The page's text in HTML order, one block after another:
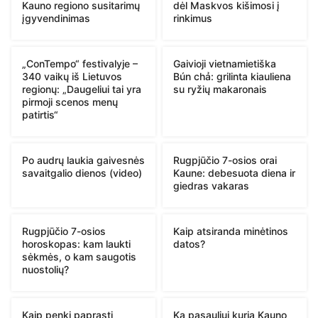
Kauno regiono susitarimų
įgyvendinimas
dėl Maskvos kišimosi į
rinkimus
„ConTempo“ festivalyje –
340 vaikų iš Lietuvos
regionų: „Daugeliui tai yra
pirmoji scenos menų
patirtis“
Gaivioji vietnamietiška
Bún chả: grilinta kiauliena
su ryžių makaronais
Po audrų laukia gaivesnės
savaitgalio dienos (video)
Rugpjūčio 7-osios orai
Kaune: debesuota diena ir
giedras vakaras
Rugpjūčio 7-osios
horoskopas: kam laukti
sėkmės, o kam saugotis
nuostolių?
Kaip atsiranda minėtinos
datos?
Kaip penki paprasti Ką pasauliui kuria Kauno